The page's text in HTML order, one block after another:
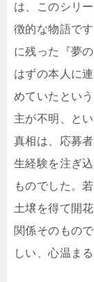
は、このシリ
徴的な物語で
に残った『夢
はずの本人に
めていたとい
主が不明、と
真相は、応募
生経験を注ぎ
ものでした。
土壌を得て開
関係そのもの
しい、心温ま